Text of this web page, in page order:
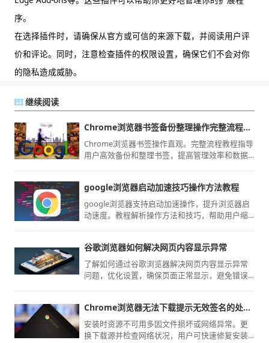
序。
在选择插件时，请确保从官方或可信的来源下载，并阅读用户评
价和评论。同时，注意检查插件的权限设置，确保它们不会对你
的隐私造成威胁。
继续阅读
Chrome浏览器书签备份整理操作完整流程教程
Chrome浏览器书签操作直观。完整流程教程指导
用户高效备份和整理书签，提高管理效率和数据
google浏览器启动加速技巧操作方法教程
google浏览器支持启动加速操作，提升浏览器启
动速度。教程解析操作方法和技巧，帮助用户缩
谷歌浏览器如何解决网页内容显示异常
了解如何通过谷歌浏览器解决网页内容显示异常
问题，优化设置，确保页面正常显示，避免错误
Chrome浏览器无法下载提示无效签名的处理方法
安装时资源不可用多因文件损坏或网络异常。更
换下载源并检查网络状况，用户可快速修复安装